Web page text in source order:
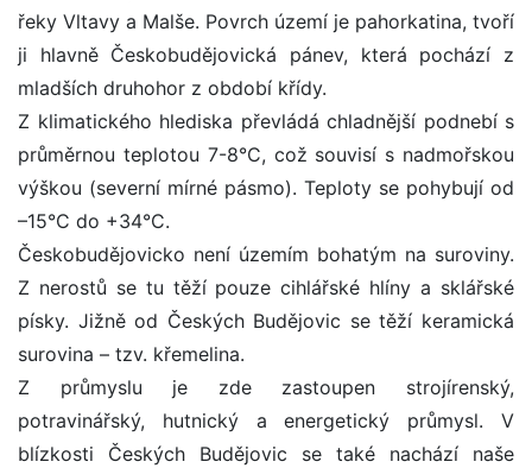
řeky Vltavy a Malše. Povrch území je pahorkatina, tvoří
ji hlavně Českobudějovická pánev, která pochází z
mladších druhohor z období křídy.
Z klimatického hlediska převládá chladnější podnebí s
průměrnou teplotou 7-8°C, což souvisí s nadmořskou
výškou (severní mírné pásmo). Teploty se pohybují od
–15°C do +34°C.
Českobudějovicko není územím bohatým na suroviny.
Z nerostů se tu těží pouze cihlářské hlíny a sklářské
písky. Jižně od Českých Budějovic se těží keramická
surovina – tzv. křemelina.
Z průmyslu je zde zastoupen strojírenský,
potravinářský, hutnický a energetický průmysl. V
blízkosti Českých Budějovic se také nachází naše